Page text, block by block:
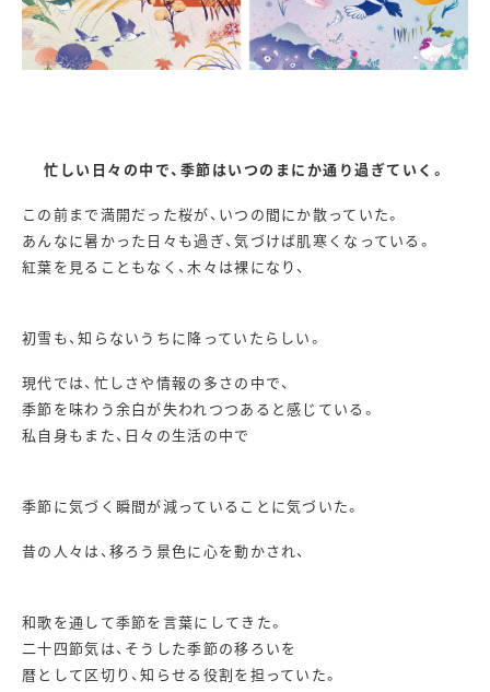
忙しい日々の中で、季節はいつのまにか通り過ぎていく。
この前まで満開だった桜が、いつの間にか散っていた。
あんなに暑かった日々も過ぎ、気づけば肌寒くなっている。
紅葉を見ることもなく、木々は裸になり、
初雪も、知らないうちに降っていたらしい。
現代では、忙しさや情報の多さの中で、
季節を味わう余白が失われつつあると感じている。
私自身もまた、日々の生活の中で
季節に気づく瞬間が減っていることに気づいた。
昔の人々は、移ろう景色に心を動かされ、
和歌を通して季節を言葉にしてきた。
二十四節気は、そうした季節の移ろいを
暦として区切り、知らせる役割を担っていた。